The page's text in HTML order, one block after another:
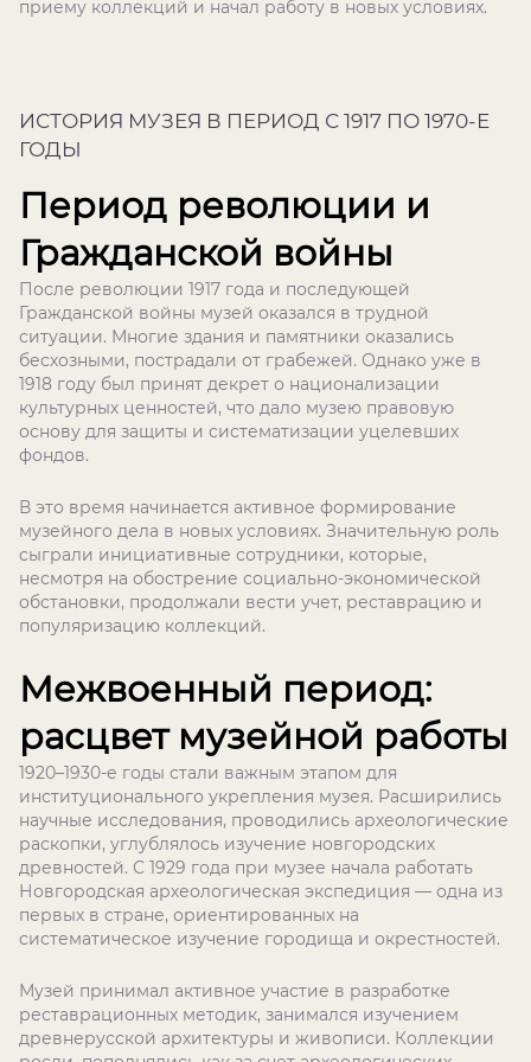
приему коллекций и начал работу в новых условиях.
ИСТОРИЯ МУЗЕЯ В ПЕРИОД С 1917 ПО 1970-Е
ГОДЫ
Период революции и
Гражданской войны
После революции 1917 года и последующей
Гражданской войны музей оказался в трудной
ситуации. Многие здания и памятники оказались
бесхозными, пострадали от грабежей. Однако уже в
1918 году был принят декрет о национализации
культурных ценностей, что дало музею правовую
основу для защиты и систематизации уцелевших
фондов.
В это время начинается активное формирование
музейного дела в новых условиях. Значительную роль
сыграли инициативные сотрудники, которые,
несмотря на обострение социально-экономической
обстановки, продолжали вести учет, реставрацию и
популяризацию коллекций.
Межвоенный период:
расцвет музейной работы
1920–1930-е годы стали важным этапом для
институционального укрепления музея. Расширились
научные исследования, проводились археологические
раскопки, углублялось изучение новгородских
древностей. С 1929 года при музее начала работать
Новгородская археологическая экспедиция — одна из
первых в стране, ориентированных на
систематическое изучение городища и окрестностей.
Музей принимал активное участие в разработке
реставрационных методик, занимался изучением
древнерусской архитектуры и живописи. Коллекции